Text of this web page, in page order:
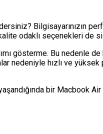
Bilgisayarınızın
odaklı seçenekleri de
gösterme. Bu nedenle
nedeniyle hızlı ve
bir Macbook